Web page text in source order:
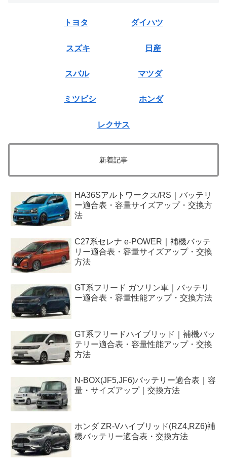
トヨタ ダイハツ
スズキ 日産
スバル マツダ
ミツビシ ホンダ
レクサス
新着記事
HA36Sアルトワークス/RS｜バッテリ
ー適合表・容量サイズアップ・交換方
法
C27系セレナ e-POWER｜補機バッテ
リー適合表・容量サイズアップ・交換
方法
GT系フリード ガソリン車｜バッテリ
ー適合表・容量性能アップ・交換方法
GT系フリードハイブリッド｜補機バッ
テリー適合表・容量性能アップ・交換
方法
N-BOX(JF5,JF6)バッテリー適合表｜容
量・サイズアップ｜交換方法
ホンダ ZR-Vハイブリッド(RZ4,RZ6)補
機バッテリー適合表・交換方法